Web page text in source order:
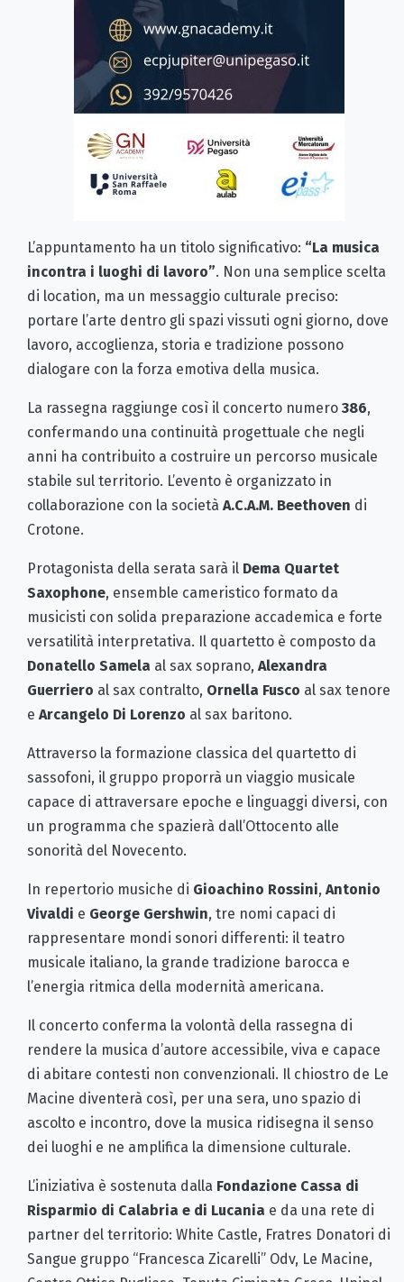
L’appuntamento ha un titolo significativo: “La musica
incontra i luoghi di lavoro”. Non una semplice scelta
di location, ma un messaggio culturale preciso:
portare l’arte dentro gli spazi vissuti ogni giorno, dove
lavoro, accoglienza, storia e tradizione possono
dialogare con la forza emotiva della musica.
La rassegna raggiunge così il concerto numero 386,
confermando una continuità progettuale che negli
anni ha contribuito a costruire un percorso musicale
stabile sul territorio. L’evento è organizzato in
collaborazione con la società A.C.A.M. Beethoven di
Crotone.
Protagonista della serata sarà il Dema Quartet
Saxophone, ensemble cameristico formato da
musicisti con solida preparazione accademica e forte
versatilità interpretativa. Il quartetto è composto da
Donatello Samela al sax soprano, Alexandra
Guerriero al sax contralto, Ornella Fusco al sax tenore
e Arcangelo Di Lorenzo al sax baritono.
Attraverso la formazione classica del quartetto di
sassofoni, il gruppo proporrà un viaggio musicale
capace di attraversare epoche e linguaggi diversi, con
un programma che spazierà dall’Ottocento alle
sonorità del Novecento.
In repertorio musiche di Gioachino Rossini, Antonio
Vivaldi e George Gershwin, tre nomi capaci di
rappresentare mondi sonori differenti: il teatro
musicale italiano, la grande tradizione barocca e
l’energia ritmica della modernità americana.
Il concerto conferma la volontà della rassegna di
rendere la musica d’autore accessibile, viva e capace
di abitare contesti non convenzionali. Il chiostro de Le
Macine diventerà così, per una sera, uno spazio di
ascolto e incontro, dove la musica ridisegna il senso
dei luoghi e ne amplifica la dimensione culturale.
L’iniziativa è sostenuta dalla Fondazione Cassa di
Risparmio di Calabria e di Lucania e da una rete di
partner del territorio: White Castle, Fratres Donatori di
Sangue gruppo “Francesca Zicarelli” Odv, Le Macine,